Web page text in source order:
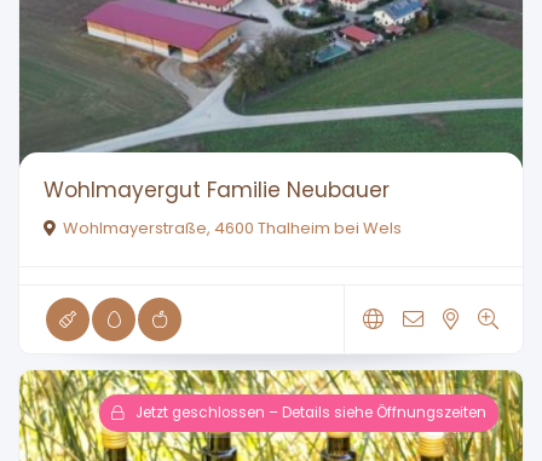
Wohlmayergut Familie Neubauer
Wohlmayerstraße, 4600 Thalheim bei Wels
Jetzt geschlossen – Details siehe Öffnungszeiten